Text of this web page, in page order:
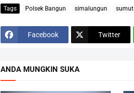
Tags Polsek Bangun simalungun sumut
Facebook Twitter
ANDA MUNGKIN SUKA